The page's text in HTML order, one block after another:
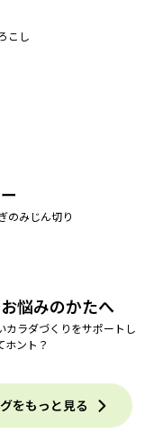
こし
のみじん切り
悩みのかたへ
カラダづくりをサポートし
ホント？
をもっと見る